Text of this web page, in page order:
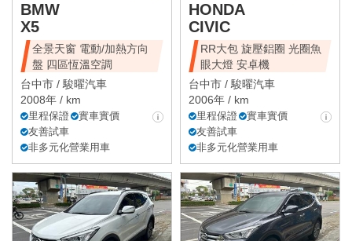
BMW
X5
全景天窗 電動/加熱方向
盤 四區恆溫空調
台中市 /駿曜汽車
2008年 / km
里程保證
實車實價
友善試車
非多元化營業用車
HONDA
CIVIC
RR大包 旋壓鋁圈 光圈魚
眼大燈 安卓機
台中市 /駿曜汽車
2006年 / km
里程保證
實車實價
友善試車
非多元化營業用車